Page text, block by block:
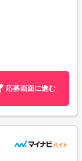
応募画面に進む